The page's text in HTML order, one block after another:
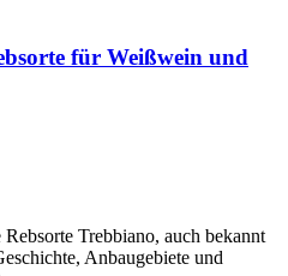
für Weißwein und
Trebbiano, auch bekannt
Anbaugebiete und